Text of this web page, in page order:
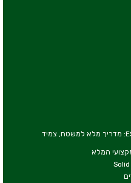
איך מקימים עמדת עבודה מוגנת ESD: מדריך מלא למשטח, צמיד
המלא